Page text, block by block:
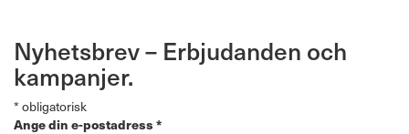
Nyhetsbrev – Erbjudanden och
kampanjer.
* obligatorisk
Ange din e-postadress *